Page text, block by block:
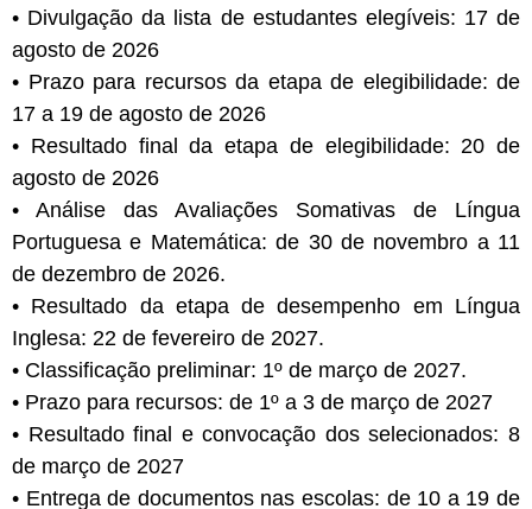
• Divulgação da lista de estudantes elegíveis: 17 de
agosto de 2026
• Prazo para recursos da etapa de elegibilidade: de
17 a 19 de agosto de 2026
• Resultado final da etapa de elegibilidade: 20 de
agosto de 2026
• Análise das Avaliações Somativas de Língua
Portuguesa e Matemática: de 30 de novembro a 11
de dezembro de 2026.
• Resultado da etapa de desempenho em Língua
Inglesa: 22 de fevereiro de 2027.
• Classificação preliminar: 1º de março de 2027.
• Prazo para recursos: de 1º a 3 de março de 2027
• Resultado final e convocação dos selecionados: 8
de março de 2027
• Entrega de documentos nas escolas: de 10 a 19 de